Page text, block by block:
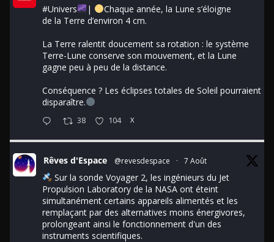
#Univers |
Chaque année, la Lune s’éloigne
de la Terre d’environ 4 cm.
La Terre ralentit doucement sa rotation : le système
Terre-Lune conserve son mouvement, et la Lune
gagne peu à peu de la distance.
Conséquence ? Les éclipses totales de Soleil pourraient
disparaître.
38 104 X
Rêves d'Espace @revesdespace · 7 Août
Sur la sonde Voyager 2, les ingénieurs du Jet
Propulsion Laboratory de la NASA ont éteint
simultanément certains appareils alimentés et les
remplaçant par des alternatives moins énergivores,
prolongeant ainsi le fonctionnement d'un des
instruments scientifiques.